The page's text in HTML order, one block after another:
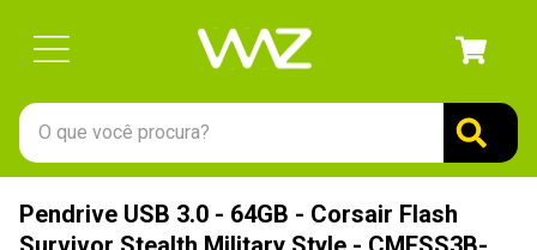
O que você procura?
Pendrive USB 3.0 - 64GB - Corsair Flash
1º
gabinete